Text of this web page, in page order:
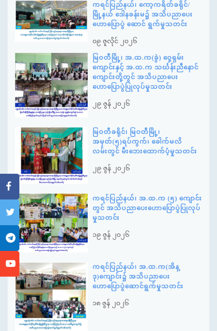
ကရင်ပြည်နယ်၊ ကော့ကရိတ်ခရိုင်/
မြို့နယ် ဒေါနခန်းမ၌ အသိပညာပေး
ဟောပြောပွဲ ဆောင် ရွက်မှုသတင်း
၀၉ ဇူလိုင် ၂၀၂၆
မြဝတီမြို့၊ အ.ထ.က(ခွဲ) ဝှေ့ရှမ်း
ကျောင်းနှင့် အ.ထ.က သင်္ဃန်းညီနောင်
ကျောင်းတို့တွင် အသိပညာပေး
ဟောပြောပွဲပြုလုပ်မှုသတင်း
၂၉ ဇွန် ၂၀၂၆
မြဝတီခရိုင်၊ မြဝတီမြို့၊
အမှတ်(၅)ရပ်ကွက်၊ ခေါက်မလိ
လမ်းတွင် မီးဘေးထောက်ပံ့မှုသတင်း
၂၉ ဇွန် ၂၀၂၆
ကရင်ပြည်နယ်၊ အ.ထ.က (၅) ကျောင်း
တွင် အသိပညာပေးဟောပြောပွဲပြုလုပ်
မှုသတင်း
၁၉ ဇွန် ၂၀၂၆
ကရင်ပြည်နယ်၊ အ.ထ.က(အိန္
ဒု)ကျောင်း၌ အသိပညာပေး
ဟောပြောပွဲဆောင်ရွက်မှုသတင်း
၁၈ ဇွန် ၂၀၂၆